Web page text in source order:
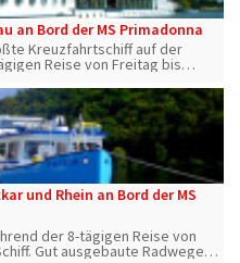
an Bord der MS Primadonna
Kreuzfahrtschiff auf der
Reise von Freitag bis
und Rhein an Bord der MS
der 8-tägigen Reise von
Gut ausgebaute Radwege